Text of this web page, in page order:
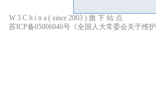
W 3 C h i n a ( since 2003 ) 旗 下 站 点
苏ICP备05006046号 《全国人大常委会关于维